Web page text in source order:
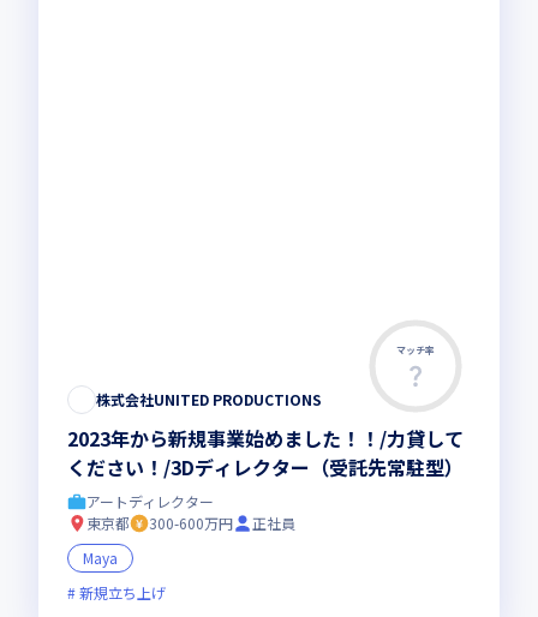
マッチ率
株式会社UNITED PRODUCTIONS
2023年から新規事業始めました！！/力貸して
ください！/3Dディレクター（受託先常駐型）
アートディレクター
東京都
300-600万円
正社員
Maya
新規立ち上げ